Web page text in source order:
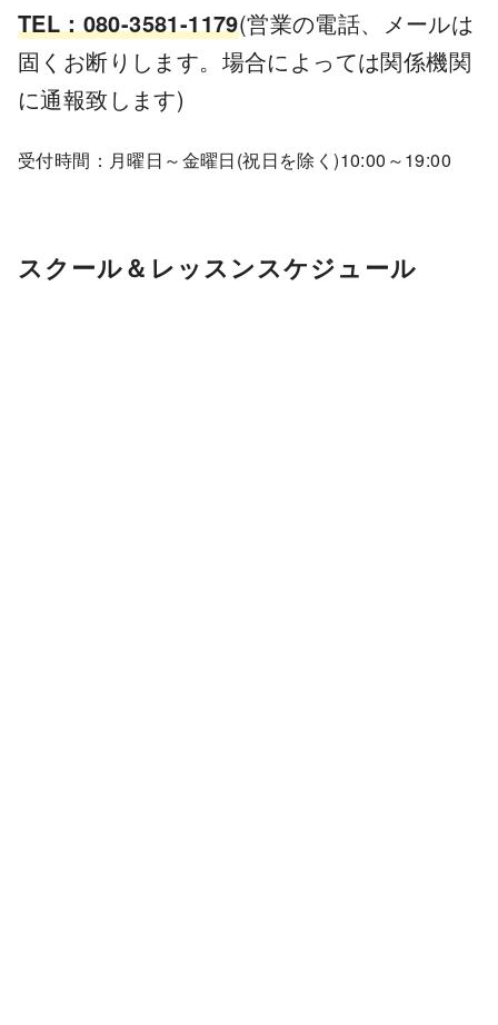
TEL：080-3581-1179(営業の電話、メールは
固くお断りします。場合によっては関係機関
に通報致します)
受付時間：月曜日～金曜日(祝日を除く)10:00～19:00
スクール＆レッスンスケジュール